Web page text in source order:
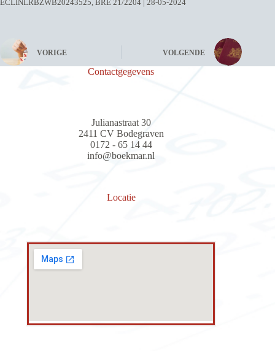
ECLINLRBZWB20243525, BRE 21/2204 | 28-05-2024
VORIGE VOLGENDE
Contactgegevens
Julianastraat 30
2411 CV Bodegraven
0172 - 65 14 44
info@boekmar.nl
Locatie